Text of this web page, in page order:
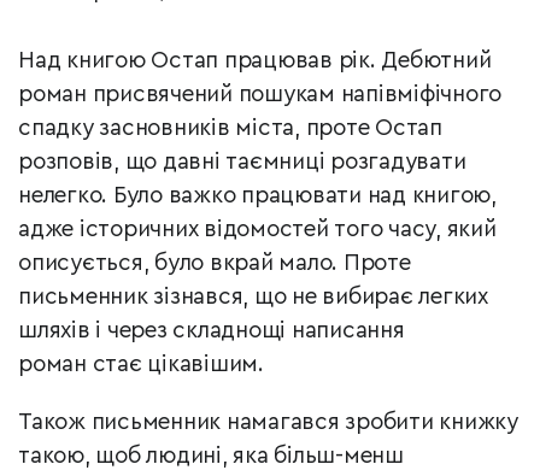
Над книгою Остап працював рік. Дебютний
роман присвячений пошукам напівміфічного
спадку засновників міста, проте Остап
розповів, що давні таємниці розгадувати
нелегко. Було важко працювати над книгою,
адже історичних відомостей того часу, який
описується, було вкрай мало. Проте
письменник зізнався, що не вибирає легких
шляхів і через складнощі написання
роман стає цікавішим.
Також письменник намагався зробити книжку
такою, щоб людині, яка більш-менш